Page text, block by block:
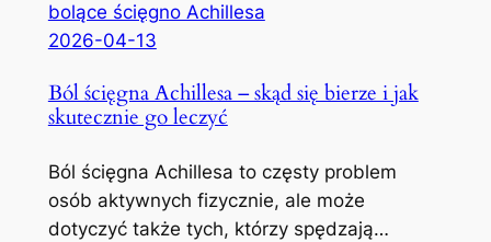
2026-04-13
Ból ścięgna Achillesa – skąd się bierze i jak
skutecznie go leczyć
Ból ścięgna Achillesa to częsty problem
osób aktywnych fizycznie, ale może
dotyczyć także tych, którzy spędzają…